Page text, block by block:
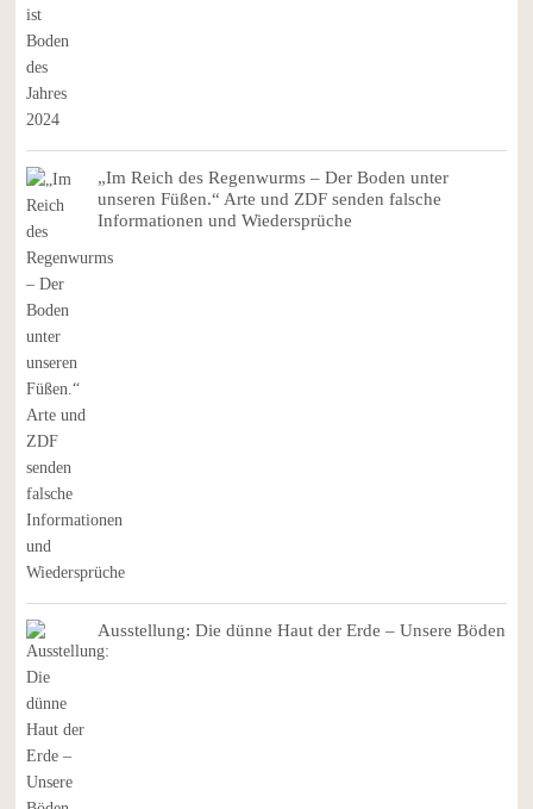
„Im Reich des Regenwurms – Der Boden unter
unseren Füßen.“ Arte und ZDF senden falsche
Informationen und Wiedersprüche
Ausstellung: Die dünne Haut der Erde – Unsere Böden